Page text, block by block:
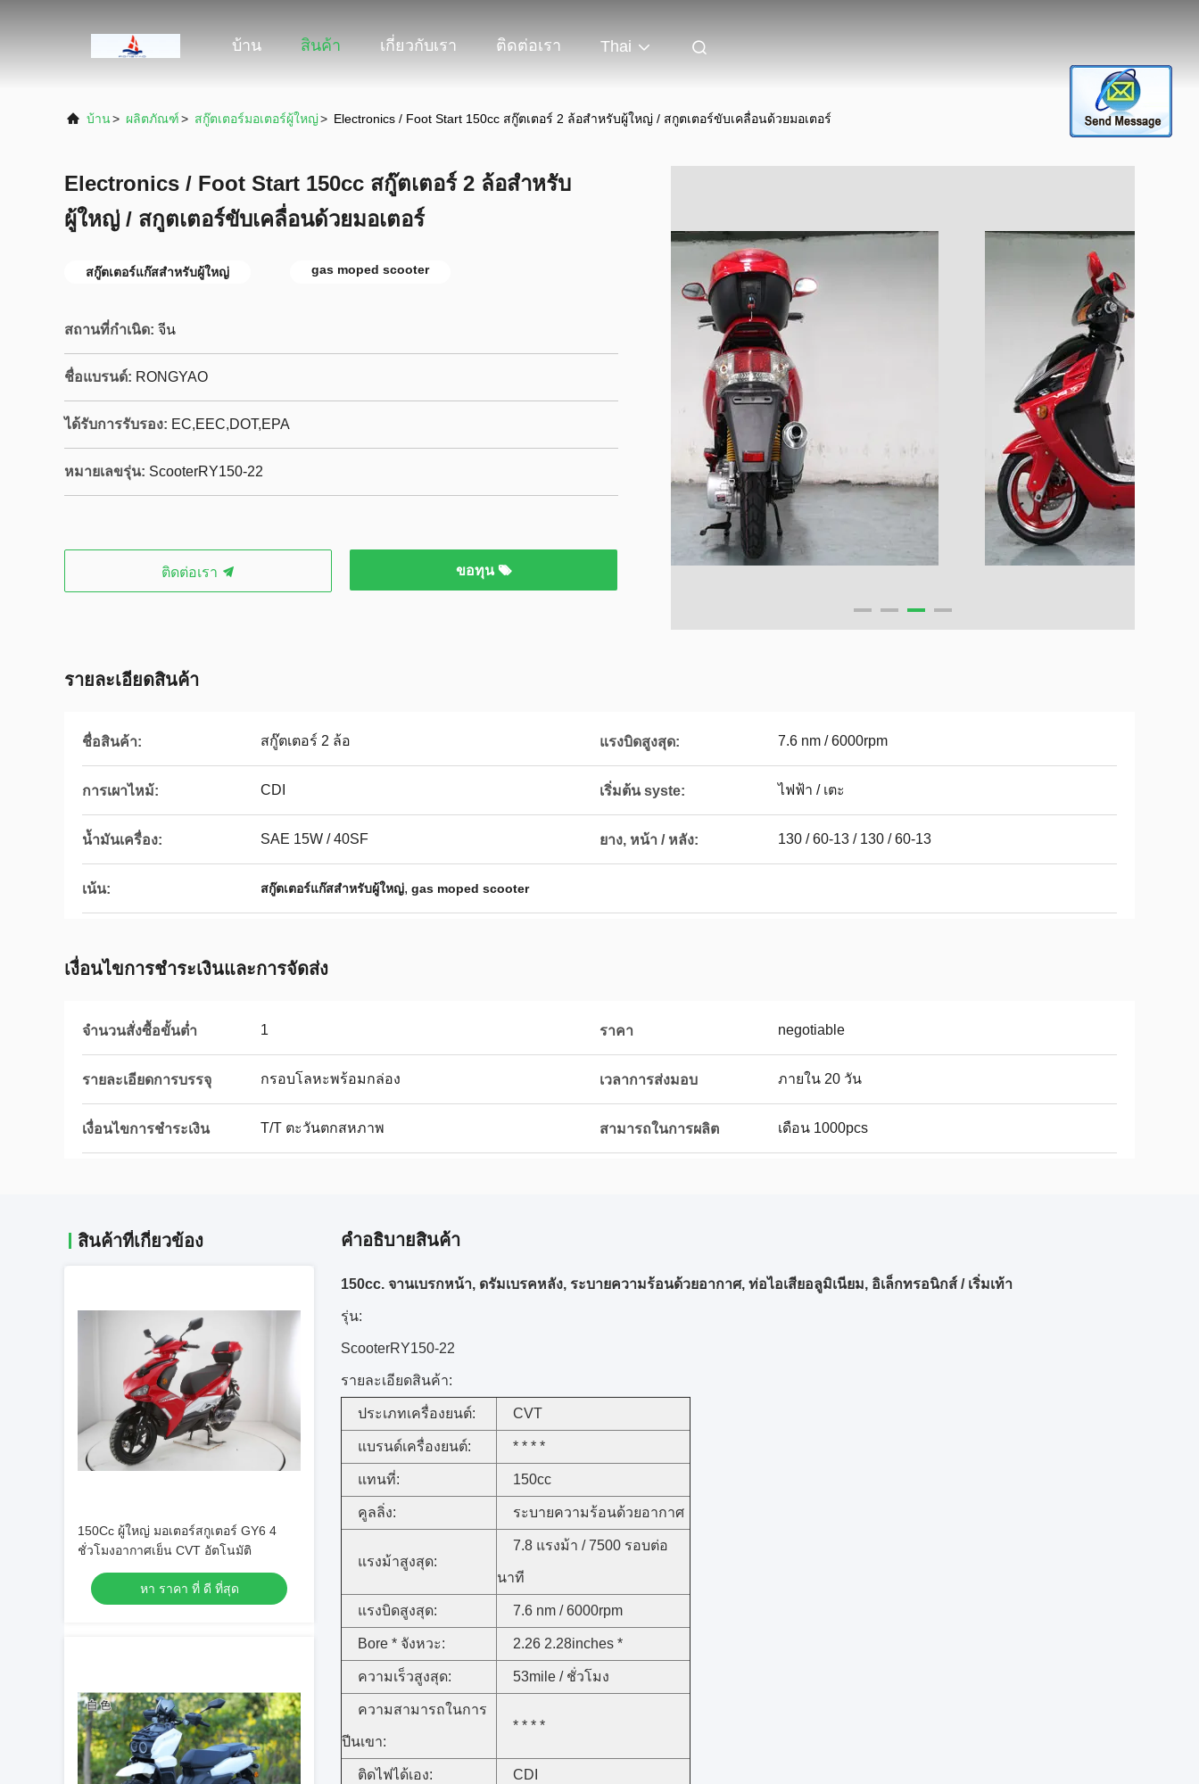
บ้าน สินค้า เกี่ยวกับเรา ติดต่อเรา Thai
บ้าน> ผลิตภัณฑ์> สกู๊ตเตอร์มอเตอร์ผู้ใหญ่> Electronics / Foot Start 150cc สกู๊ตเตอร์ 2 ล้อสำหรับผู้ใหญ่ / สกูตเตอร์ขับเคลื่อนด้วยมอเตอร์
Electronics / Foot Start 150cc สกู๊ตเตอร์ 2 ล้อสำหรับ
ผู้ใหญ่ / สกูตเตอร์ขับเคลื่อนด้วยมอเตอร์
สกู๊ตเตอร์แก๊สสำหรับผู้ใหญ่ gas moped scooter
สถานที่กำเนิด: จีน
ชื่อแบรนด์: RONGYAO
ได้รับการรับรอง: EC,EEC,DOT,EPA
หมายเลขรุ่น: ScooterRY150-22
ติดต่อเรา ขอทุน
รายละเอียดสินค้า
ชื่อสินค้า: สกู๊ตเตอร์ 2 ล้อ แรงบิดสูงสุด: 7.6 nm / 6000rpm
การเผาไหม้: CDI เริ่มต้น syste: ไฟฟ้า / เตะ
น้ำมันเครื่อง: SAE 15W / 40SF ยาง, หน้า / หลัง: 130 / 60-13 / 130 / 60-13
เน้น: สกู๊ตเตอร์แก๊สสำหรับผู้ใหญ่, gas moped scooter
เงื่อนไขการชําระเงินและการจัดส่ง
จำนวนสั่งซื้อขั้นต่ำ 1 ราคา negotiable
รายละเอียดการบรรจุ กรอบโลหะพร้อมกล่อง เวลาการส่งมอบ ภายใน 20 วัน
เงื่อนไขการชำระเงิน T/T ตะวันตกสหภาพ สามารถในการผลิต เดือน 1000pcs
สินค้าที่เกี่ยวข้อง
150Cc ผู้ใหญ่ มอเตอร์สกูเตอร์ GY6 4
ชั่วโมงอากาศเย็น CVT อัตโนมัติ
หา ราคา ที่ ดี ที่สุด
คําอธิบายสินค้า
150cc. จานเบรกหน้า, ดรัมเบรคหลัง, ระบายความร้อนด้วยอากาศ, ท่อไอเสียอลูมิเนียม, อิเล็กทรอนิกส์ / เริ่มเท้า
รุ่น:
ScooterRY150-22
รายละเอียดสินค้า:
ประเภทเครื่องยนต์: CVT
แบรนด์เครื่องยนต์: * * * *
แทนที่: 150cc
คูลลิ่ง: ระบายความร้อนด้วยอากาศ
แรงม้าสูงสุด:
7.8 แรงม้า / 7500 รอบต่อ
นาที
แรงบิดสูงสุด: 7.6 nm / 6000rpm
Bore * จังหวะ: 2.26 2.28inches *
ความเร็วสูงสุด: 53mile / ชั่วโมง
ความสามารถในการ
ปีนเขา:
* * * *
ติดไฟได้เอง: CDI